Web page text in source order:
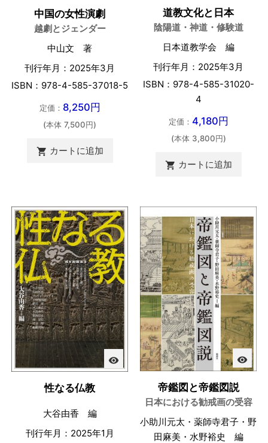
中国の女性演劇
越劇とジェンダー
中山文 著
刊行年月：2025年3月
ISBN：978-4-585-37018-5
定価： 8,250円
(本体 7,500円)
 カートに追加
道教文化と日本
陰陽道・神道・修験道
日本道教学会 編
刊行年月：2025年3月
ISBN：978-4-585-31020-
4
定価： 4,180円
(本体 3,800円)
 カートに追加
visibility
性なる仏教
大谷由香 編
刊行年月：2025年1月
visibility
帝鑑図と帝鑑図説
日本における勧戒画の受容
小助川元太・薬師寺君子・野
田麻美・水野裕史 編